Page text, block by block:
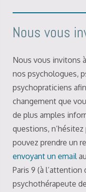
Nous vous
Nous vous invitons
nos psychologues,
psychopraticiens
changement que
de plus amples
questions, n’hésitez
pouvez prendre un
envoyant un email
Paris 9 (à
psychothérapeute